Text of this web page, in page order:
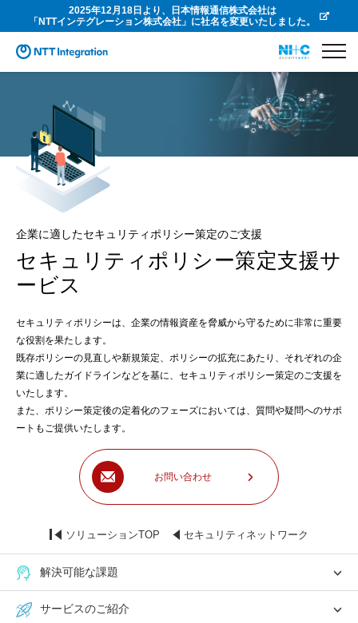
2025年12月18日より、日本情報通信株式会社は
「NTTインテグレーション株式会社」に社名を変更いたしました。
企業に適したセキュリティポリシー策定のご支援
セキュリティポリシー策定支援サ
ービス
セキュリティポリシーは、企業の情報資産を脅威から守るために非常に重要
な役割を果たします。
既存ポリシーの見直しや新規策定、ポリシーの拡充にあたり、それぞれの企
業に適したガイドラインなどを基に、セキュリティポリシー策定のご支援を
いたします。
また、ポリシー策定後の定着化のフェーズにおいては、質問や疑問へのサポ
ートもご提供いたします。
お問い合わせ
ソリューションTOP セキュリティネットワーク
解決可能な課題
サービスのご紹介